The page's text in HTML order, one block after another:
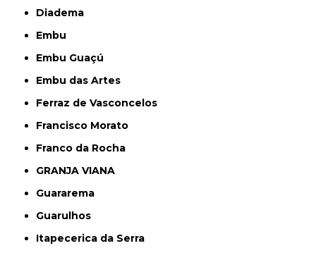
Diadema
Embu
Embu Guaçú
Embu das Artes
Ferraz de Vasconcelos
Francisco Morato
Franco da Rocha
GRANJA VIANA
Guararema
Guarulhos
Itapecerica da Serra